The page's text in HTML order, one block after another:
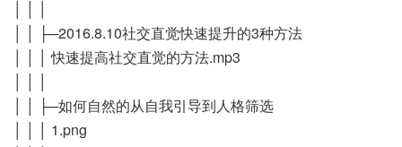
│ │ ├─2016.8.10社交直觉快速提升的3种方法
│ │ │ 快速提高社交直觉的方法.mp3
│ │ ├─如何自然的从自我引导到人格筛选
│ │ │ 1.png